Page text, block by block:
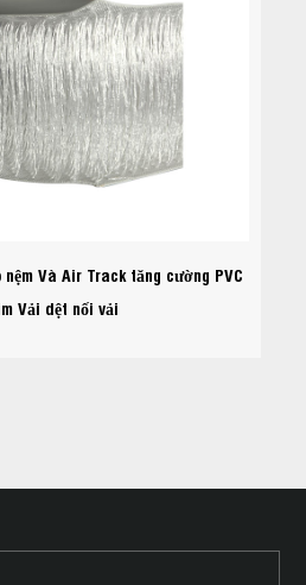
nệm Và Air Track tăng cường PVC
Vải dệt nối vải